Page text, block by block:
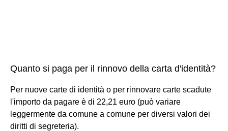
Quanto si paga per il rinnovo della carta d'identità?
Per nuove carte di identità o per rinnovare carte scadute
l'importo da pagare è di 22,21 euro (può variare
leggermente da comune a comune per diversi valori dei
diritti di segreteria).